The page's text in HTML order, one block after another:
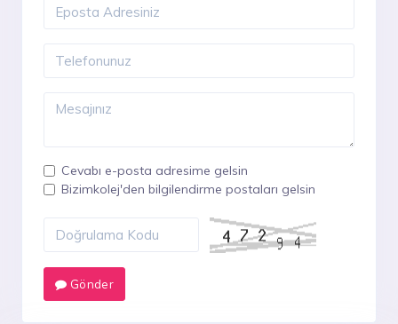
Cevabı e-posta adresime gelsin
Bizimkolej'den bilgilendirme postaları gelsin
Gönder